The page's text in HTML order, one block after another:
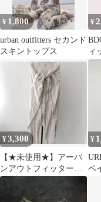
¥ 1,800
urban outfitters セカンド
スキントップス
¥
ィ
フ
¥3,300
【★未使用★】アーバ
ンアウトフィッター
ズ UrbanOutfitters UO
¥
ペ